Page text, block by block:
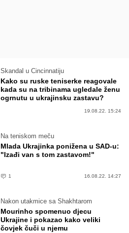
Skandal u Cincinnatiju
Kako su ruske teniserke reagovale
kada su na tribinama ugledale ženu
ogrnutu u ukrajinsku zastavu?
19.08.22. 15:24
Na teniskom meču
Mlada Ukrajinka ponižena u SAD-u:
"Izađi van s tom zastavom!"
1 16.08.22. 14:27
Nakon utakmice sa Shakhtarom
Mourinho spomenuo djecu
Ukrajine i pokazao kako veliki
čovjek čuči u njemu